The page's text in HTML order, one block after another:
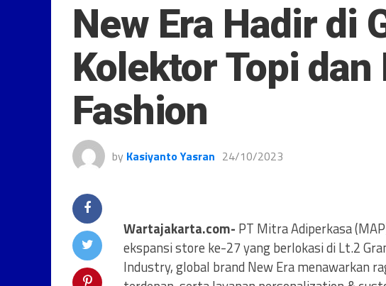
New Era Hadir di
Kolektor Topi
Fashion
by Kasiyanto Yasran 24/10/2023
Wartajakarta.com- PT Mitra Adiperkasa
ekspansi store ke-27 yang berlokasi di Lt.2
Industry, global brand New Era menawarkan